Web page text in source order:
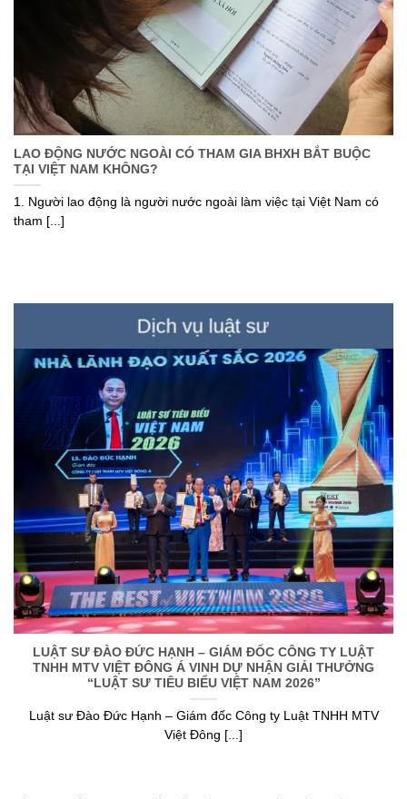
LAO ĐỘNG NƯỚC NGOÀI CÓ THAM GIA BHXH BẮT BUỘC
TẠI VIỆT NAM KHÔNG?
1. Người lao động là người nước ngoài làm việc tại Việt Nam có
tham [...]
Dịch vụ luật sư
LUẬT SƯ ĐÀO ĐỨC HẠNH – GIÁM ĐỐC CÔNG TY LUẬT
TNHH MTV VIỆT ĐÔNG Á VINH DỰ NHẬN GIẢI THƯỞNG
“LUẬT SƯ TIÊU BIỂU VIỆT NAM 2026”
Luật sư Đào Đức Hạnh – Giám đốc Công ty Luật TNHH MTV
Việt Đông [...]